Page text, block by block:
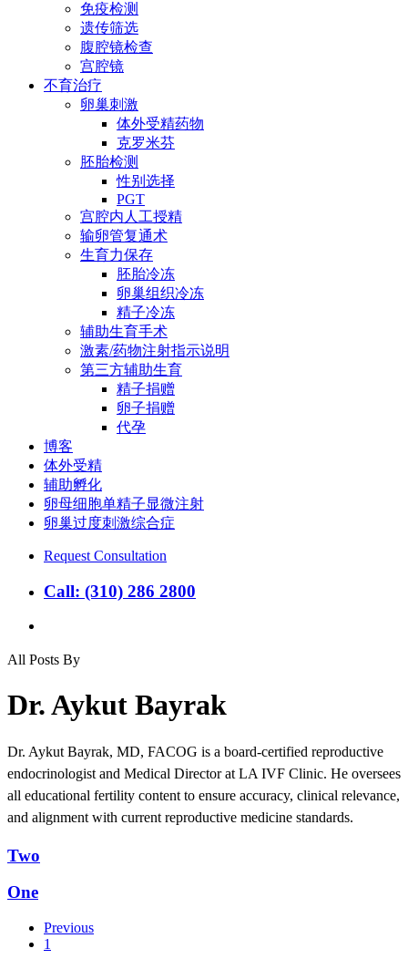
免疫检测
遗传筛选
腹腔镜检查
宫腔镜
不育治疗
卵巢刺激
体外受精药物
克罗米芬
胚胎检测
性别选择
PGT
宫腔内人工授精
输卵管复通术
生育力保存
胚胎冷冻
卵巢组织冷冻
精子冷冻
辅助生育手术
激素/药物注射指示说明
第三方辅助生育
精子捐赠
卵子捐赠
代孕
博客
体外受精
辅助孵化
卵母细胞单精子显微注射
卵巢过度刺激综合症
Request Consultation
Call: (310) 286 2800
All Posts By
Dr. Aykut Bayrak
Dr. Aykut Bayrak, MD, FACOG is a board-certified reproductive
endocrinologist and Medical Director at LA IVF Clinic. He oversees
all educational fertility content to ensure accuracy, clinical relevance,
and alignment with current reproductive medicine standards.
Two
Two
One
One
Previous
1